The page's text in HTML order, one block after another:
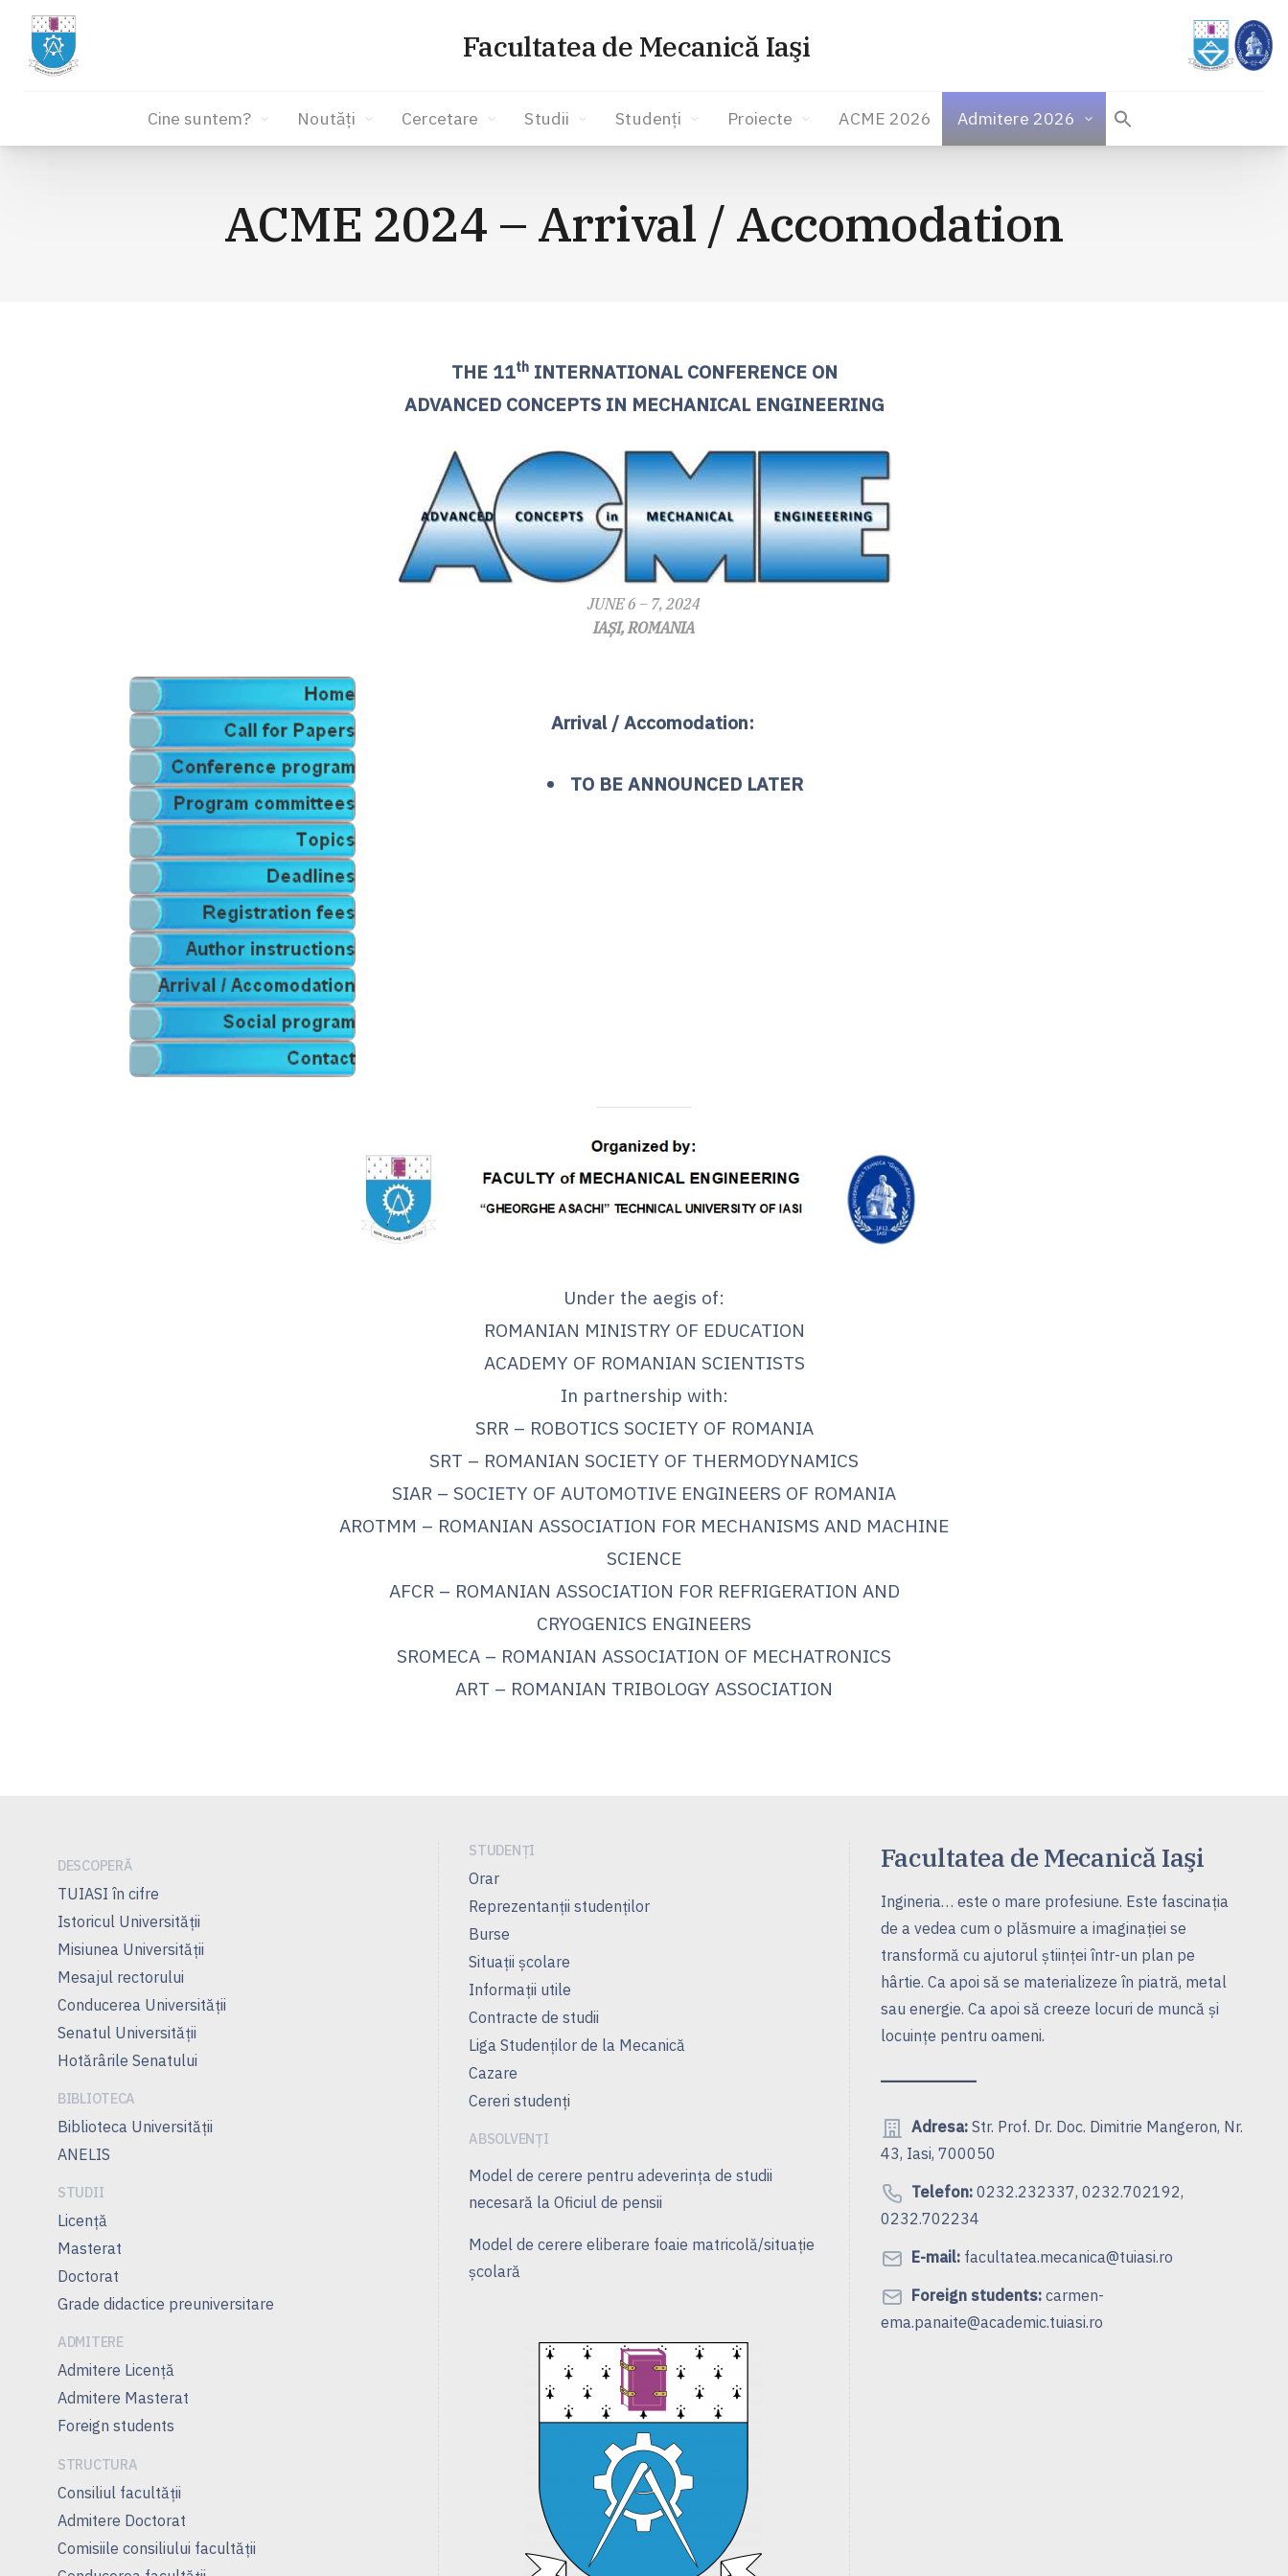
Facultatea de Mecanică Iaşi
Cine suntem? Noutăți Cercetare Studii Studenți Proiecte ACME 2026 Admitere 2026
ACME 2024 – Arrival / Accomodation
THE 11thINTERNATIONAL CONFERENCE ON
ADVANCED CONCEPTS IN MECHANICAL ENGINEERING
JUNE 6 – 7, 2024
IAȘI, ROMANIA
Arrival / Accomodation:
TO BE ANNOUNCED LATER
Under the aegis of:
ROMANIAN MINISTRY OF EDUCATION
ACADEMY OF ROMANIAN SCIENTISTS
In partnership with:
SRR – ROBOTICS SOCIETY OF ROMANIA
SRT – ROMANIAN SOCIETY OF THERMODYNAMICS
SIAR – SOCIETY OF AUTOMOTIVE ENGINEERS OF ROMANIA
AROTMM – ROMANIAN ASSOCIATION FOR MECHANISMS AND MACHINE
SCIENCE
AFCR – ROMANIAN ASSOCIATION FOR REFRIGERATION AND
CRYOGENICS ENGINEERS
SROMECA – ROMANIAN ASSOCIATION OF MECHATRONICS
ART – ROMANIAN TRIBOLOGY ASSOCIATION
DESCOPERĂ
TUIASI în cifre
Istoricul Universităţii
Misiunea Universităţii
Mesajul rectorului
Conducerea Universităţii
Senatul Universității
Hotărârile Senatului
BIBLIOTECA
Biblioteca Universității
ANELIS
STUDII
Licență
Masterat
Doctorat
Grade didactice preuniversitare
ADMITERE
Admitere Licenţă
Admitere Masterat
Foreign students
STRUCTURA
Consiliul facultăţii
Admitere Doctorat
Comisiile consiliului facultăţii
STUDENȚI
Orar
Reprezentanţii studenţilor
Burse
Situații școlare
Informații utile
Contracte de studii
Liga Studenţilor de la Mecanică
Cazare
Cereri studenți
ABSOLVENȚI
Model de cerere pentru adeverința de studii
necesară la Oficiul de pensii
Model de cerere eliberare foaie matricolă/situație
școlară
Facultatea de Mecanică Iaşi
Ingineria… este o mare profesiune. Este fascinaţia
de a vedea cum o plăsmuire a imaginaţiei se
transformă cu ajutorul ştiinţei într-un plan pe
hârtie. Ca apoi să se materializeze în piatră, metal
sau energie. Ca apoi să creeze locuri de muncă şi
locuinţe pentru oameni.
Adresa:Str. Prof. Dr. Doc. Dimitrie Mangeron, Nr.
43, Iasi, 700050
Telefon:0232.232337, 0232.702192,
0232.702234
E-mail:facultatea.mecanica@tuiasi.ro
Foreign students:carmen-
ema.panaite@academic.tuiasi.ro